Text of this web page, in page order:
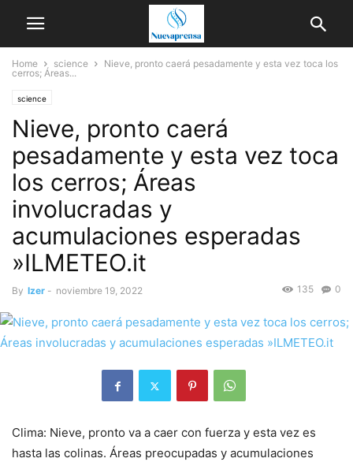
Home science
Nieve, pronto caerá pesadamente y esta vez toca los
cerros; Áreas...
science
Nieve, pronto caerá
pesadamente y esta vez toca
los cerros; Áreas
involucradas y
acumulaciones esperadas
»ILMETEO.it
By Izer - noviembre 19, 2022 0
135
Clima: Nieve, pronto va a caer con fuerza y ​​esta vez es
hasta las colinas. Áreas preocupadas y acumulaciones